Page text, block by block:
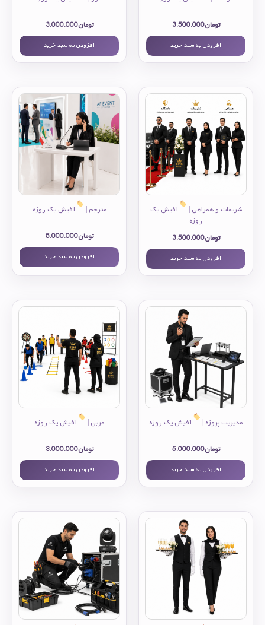
تومان3.500.000
افزودن به سبد خرید
تومان3.000.000
افزودن به سبد خرید
شریفات و همراهی |
آفیش یک
روزه
تومان3.500.000
افزودن به سبد خرید
مترجم | آفیش یک روزه
تومان5.000.000
افزودن به سبد خرید
مدیریت پروژه | آفیش یک روزه
تومان5.000.000
افزودن به سبد خرید
مربی | آفیش یک روزه
تومان3.000.000
افزودن به سبد خرید